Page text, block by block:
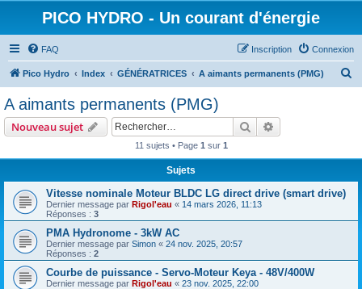
PICO HYDRO - Un courant d'énergie
FAQ Connexion
Inscription
Pico Hydro Index GÉNÉRATRICES A aimants permanents (PMG)
A aimants permanents (PMG)
Nouveau sujet Rechercher
11 sujets • Page 1 sur 1
Sujets
Vitesse nominale Moteur BLDC LG direct drive (smart drive)
Dernier message par Rigol'eau « 14 mars 2026, 11:13
Réponses : 3
PMA Hydronome - 3kW AC
Dernier message par Simon « 24 nov. 2025, 20:57
Réponses : 2
Courbe de puissance - Servo-Moteur Keya - 48V/400W
Dernier message par Rigol'eau « 23 nov. 2025, 22:00